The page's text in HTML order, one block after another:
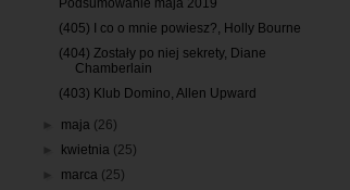
Podsumowanie maja 2019
(405) I co o mnie powiesz?, Holly Bourne
(404) Zostały po niej sekrety, Diane
Chamberlain
(403) Klub Domino, Allen Upward
maja (26)
kwietnia (25)
marca (25)